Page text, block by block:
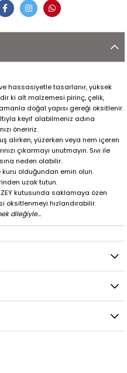
ve hassasiyetle tasarlanır, yüksek
ki alt malzemesi pirinç, çelik,
doğal yapısı gereği oksitlenir.
keyif alabilmeniz adına
öneririz.
alırken, yüzerken veya nem içeren
çıkarmayı unutmayın. Sıvı ile
neden olabilir.
kuru olduğundan emin olun.
uzak tutun.
kutusunda saklamaya özen
oksitlenmeyi hızlandırabilir.
dileğiyle...